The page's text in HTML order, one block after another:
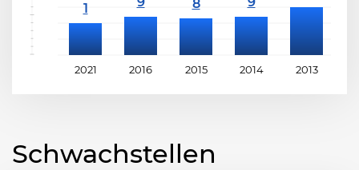
2021 2016 2015 2014 2013
Schwachstellen